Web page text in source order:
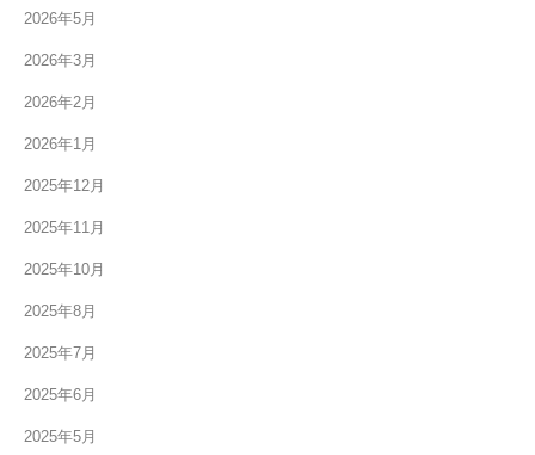
2026年5月
2026年3月
2026年2月
2026年1月
2025年12月
2025年11月
2025年10月
2025年8月
2025年7月
2025年6月
2025年5月